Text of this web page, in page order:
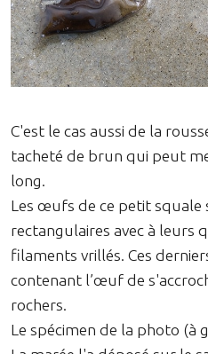
C'est le cas aussi de la
tacheté de brun qui peut
long.
Les œufs de ce petit squale
rectangulaires avec à leurs
filaments vrillés. Ces
contenant l’œuf de
rochers.
Le spécimen de la photo (à